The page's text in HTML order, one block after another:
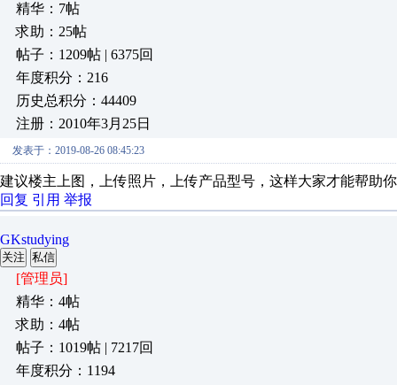
精华：7帖
求助：25帖
帖子：1209帖 | 6375回
年度积分：216
历史总积分：44409
注册：2010年3月25日
发表于：2019-08-26 08:45:23
建议楼主上图，上传照片，上传产品型号，这样大家才能帮助你
回复 引用 举报
GKstudying
关注 私信
[管理员]
精华：4帖
求助：4帖
帖子：1019帖 | 7217回
年度积分：1194